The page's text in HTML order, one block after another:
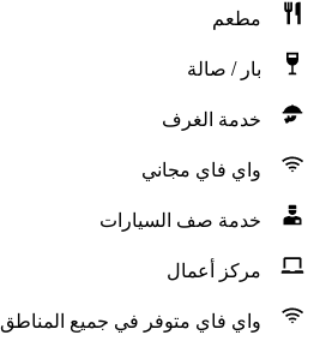
مطعم
بار / صالة
خدمة الغرف
واي فاي مجاني
خدمة صف السيارات
مركز أعمال
واي فاي متوفر في جميع المناطق